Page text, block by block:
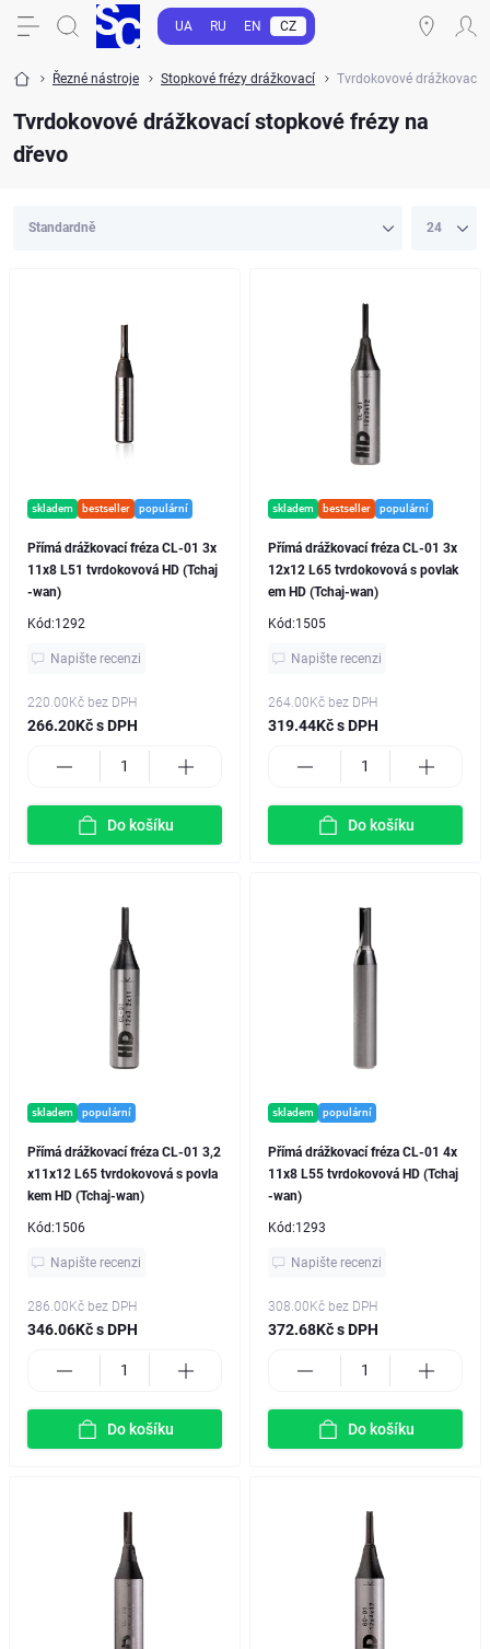
UA RU EN CZ
Řezné nástroje Stopkové frézy drážkovací Tvrdokovové drážkovací
Tvrdokovové drážkovací stopkové frézy na
dřevo
skladem bestseller populární
Přímá drážkovací fréza CL-01 3x
11x8 L51 tvrdokovová HD (Tchaj
-wan)
Kód:1292
Napište recenzi
220.00Kč bez DPH
266.20Kč s DPH
Do košíku
skladem bestseller populární
Přímá drážkovací fréza CL-01 3x
12x12 L65 tvrdokovová s povlak
em HD (Tchaj-wan)
Kód:1505
Napište recenzi
264.00Kč bez DPH
319.44Kč s DPH
Do košíku
skladem populární
Přímá drážkovací fréza CL-01 3,2
x11x12 L65 tvrdokovová s povla
kem HD (Tchaj-wan)
Kód:1506
Napište recenzi
286.00Kč bez DPH
346.06Kč s DPH
Do košíku
skladem populární
Přímá drážkovací fréza CL-01 4x
11x8 L55 tvrdokovová HD (Tchaj
-wan)
Kód:1293
Napište recenzi
308.00Kč bez DPH
372.68Kč s DPH
Do košíku